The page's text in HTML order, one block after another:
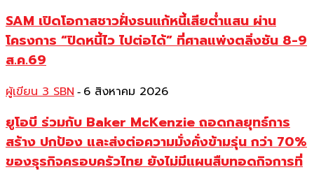
SAM เปิดโอกาสชาวฝั่งธนแก้หนี้เสียต่ำแสน ผ่าน
โครงการ “ปิดหนี้ไว ไปต่อได้” ที่ศาลแพ่งตลิ่งชัน 8-9
ส.ค.69
ผู้เขียน 3 SBN - 6 สิงหาคม 2026
ยูโอบี ร่วมกับ Baker McKenzie ถอดกลยุทธ์การ
สร้าง ปกป้อง และส่งต่อความมั่งคั่งข้ามรุ่น กว่า 70%
ของธุรกิจครอบครัวไทย ยังไม่มีแผนสืบทอดกิจการที่